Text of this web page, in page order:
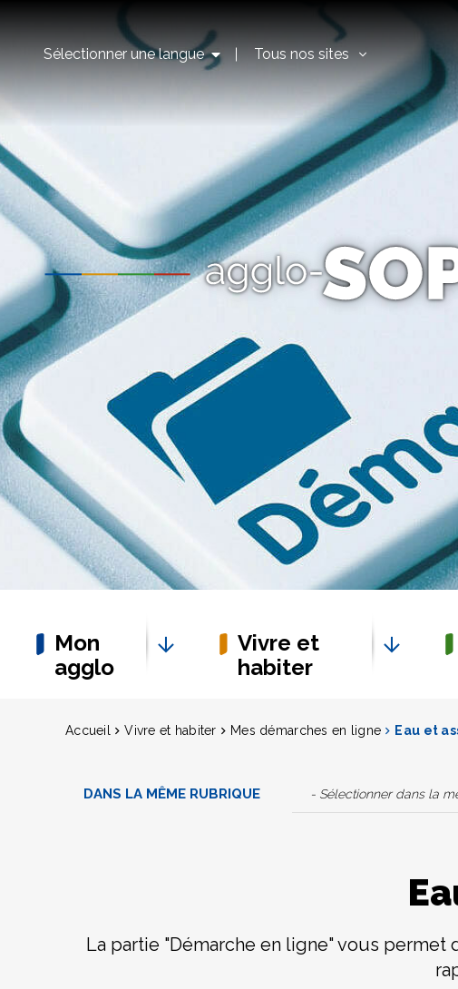
Sélectionner une langue Tous nos sites
Mon
agglo
Vivre et
habiter
Accueil Vivre et habiter Mes démarches en ligne Eau et
DANS LA MÊME RUBRIQUE - Sélectionner dans la
La partie "Démarche en ligne" vous